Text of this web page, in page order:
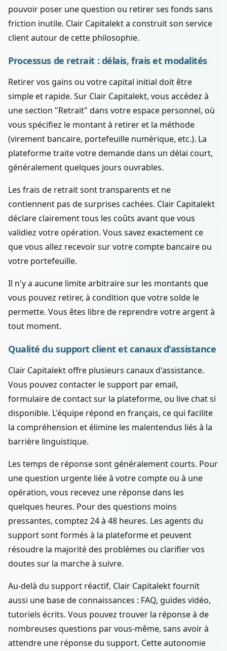
pouvoir poser une question ou retirer ses fonds sans
friction inutile. Clair Capitalekt a construit son service
client autour de cette philosophie.
Processus de retrait : délais, frais et modalités
Retirer vos gains ou votre capital initial doit être
simple et rapide. Sur Clair Capitalekt, vous accédez à
une section "Retrait" dans votre espace personnel, où
vous spécifiez le montant à retirer et la méthode
(virement bancaire, portefeuille numérique, etc.). La
plateforme traite votre demande dans un délai court,
généralement quelques jours ouvrables.
Les frais de retrait sont transparents et ne
contiennent pas de surprises cachées. Clair Capitalekt
déclare clairement tous les coûts avant que vous
validiez votre opération. Vous savez exactement ce
que vous allez recevoir sur votre compte bancaire ou
votre portefeuille.
Il n'y a aucune limite arbitraire sur les montants que
vous pouvez retirer, à condition que votre solde le
permette. Vous êtes libre de reprendre votre argent à
tout moment.
Qualité du support client et canaux d'assistance
Clair Capitalekt offre plusieurs canaux d'assistance.
Vous pouvez contacter le support par email,
formulaire de contact sur la plateforme, ou live chat si
disponible. L'équipe répond en français, ce qui facilite
la compréhension et élimine les malentendus liés à la
barrière linguistique.
Les temps de réponse sont généralement courts. Pour
une question urgente liée à votre compte ou à une
opération, vous recevez une réponse dans les
quelques heures. Pour des questions moins
pressantes, comptez 24 à 48 heures. Les agents du
support sont formés à la plateforme et peuvent
résoudre la majorité des problèmes ou clarifier vos
doutes sur la marche à suivre.
Au-delà du support réactif, Clair Capitalekt fournit
aussi une base de connaissances : FAQ, guides vidéo,
tutoriels écrits. Vous pouvez trouver la réponse à de
nombreuses questions par vous-même, sans avoir à
attendre une réponse du support. Cette autonomie